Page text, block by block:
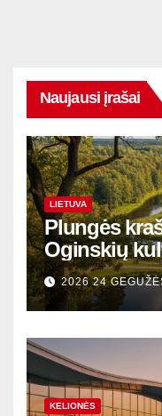
Naujausi įrašai
LIETUVA
Plungės
Oginskių
Žemaitijos
2026 24
KELIONĖS